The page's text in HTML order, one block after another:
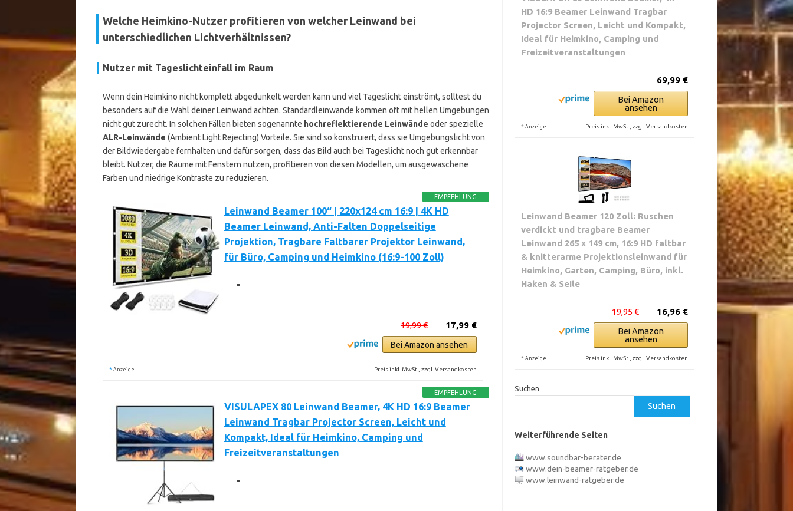
Welche Heimkino-Nutzer profitieren von welcher Leinwand bei
unterschiedlichen Lichtverhältnissen?
Nutzer mit Tageslichteinfall im Raum
Wenn dein Heimkino nicht komplett abgedunkelt werden kann und viel Tageslicht einströmt, solltest du
besonders auf die Wahl deiner Leinwand achten. Standardleinwände kommen oft mit hellen Umgebungen
nicht gut zurecht. In solchen Fällen bieten sogenannte hochreflektierende Leinwände oder spezielle
ALR-Leinwände (Ambient Light Rejecting) Vorteile. Sie sind so konstruiert, dass sie Umgebungslicht von
der Bildwiedergabe fernhalten und dafür sorgen, dass das Bild auch bei Tageslicht noch gut erkennbar
bleibt. Nutzer, die Räume mit Fenstern nutzen, profitieren von diesen Modellen, um ausgewaschene
Farben und niedrige Kontraste zu reduzieren.
EMPFEHLUNG
Leinwand Beamer 100“ | 220x124 cm 16:9 | 4K HD
Beamer Leinwand, Anti-Falten Doppelseitige
Projektion, Tragbare Faltbarer Projektor Leinwand,
für Büro, Camping und Heimkino (16:9-100 Zoll)
17,99 €
19,99 €
Bei Amazon ansehen
* Anzeige Preis inkl. MwSt., zzgl. Versandkosten
EMPFEHLUNG
VISULAPEX 80 Leinwand Beamer, 4K HD 16:9 Beamer
Leinwand Tragbar Projector Screen, Leicht und
Kompakt, Ideal für Heimkino, Camping und
Freizeitveranstaltungen
HD 16:9 Beamer Leinwand Tragbar
Projector Screen, Leicht und Kompakt,
Ideal für Heimkino, Camping und
Freizeitveranstaltungen
69,99 €
Bei Amazon
ansehen
* Anzeige Preis inkl. MwSt., zzgl. Versandkosten
Leinwand Beamer 120 Zoll: Ruschen
verdickt und tragbare Beamer
Leinwand 265 x 149 cm, 16:9 HD faltbar
& knitterarme Projektionsleinwand für
Heimkino, Garten, Camping, Büro, inkl.
Haken & Seile
16,96 €
19,95 €
Bei Amazon
ansehen
* Anzeige Preis inkl. MwSt., zzgl. Versandkosten
Suchen
Suchen
Weiterführende Seiten
www.soundbar-berater.de
www.dein-beamer-ratgeber.de
www.leinwand-ratgeber.de